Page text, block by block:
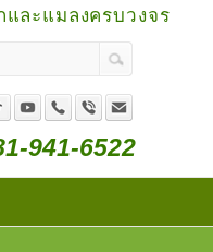
ละแมลงครบวงจร
941-6522